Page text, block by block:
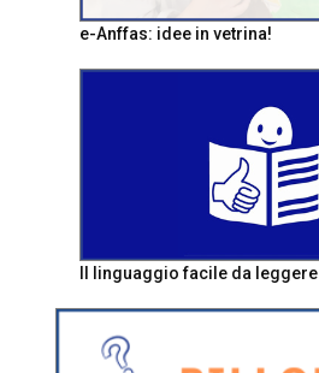
e-Anffas: idee in vetrina!
Il linguaggio facile da leggere